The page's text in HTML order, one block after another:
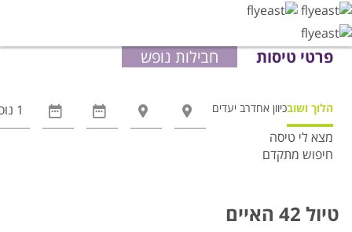
פרטי טיסות חבילות נופש
הלוך ושובכיוון אחדרב יעדים
מצא לי טיסה
חיפוש מתקדם
הנוספות
מוצגות טיול 42 האיים